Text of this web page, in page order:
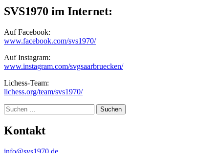
SVS1970 im Internet:
Auf Facebook:
www.facebook.com/svs1970/
Auf Instagram:
www.instagram.com/svgsaarbruecken/
Lichess-Team:
lichess.org/team/svs1970/
Suche
Kontakt